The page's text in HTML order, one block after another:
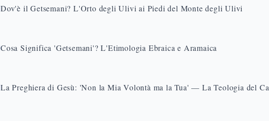
Dov'è il Getsemani? L'Orto degli Ulivi ai Piedi del Monte degli Ulivi
Cosa Significa 'Getsemani'? L'Etimologia Ebraica e Aramaica
La Preghiera di Gesù: 'Non la Mia Volontà ma la Tua' — La Teologia del